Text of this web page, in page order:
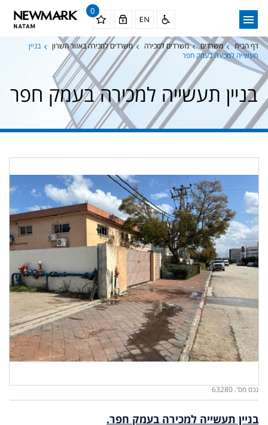
0
דף הבית משרדים משרדים למכירה משרדים למכירה באזור השרון
בניין
תעשייה למכירה בעמק חפר
בניין תעשייה למכירה בעמק חפר
נכס מס'. 63280
בניין תעשייה למכירה בעמק חפר.